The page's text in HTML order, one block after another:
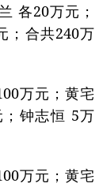
各20万元；
；合共240万
万元；黄宅
钟志恒 5万
万元；黄宅